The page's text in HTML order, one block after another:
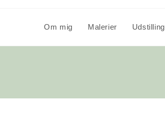
Om mig Malerier